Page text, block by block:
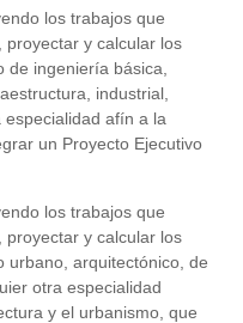
los trabajos que
proyectar y calcular los
de ingeniería básica,
industrial,
afín a la
un Proyecto Ejecutivo
los trabajos que
proyectar y calcular los
urbano, arquitectónico, de
otra especialidad
y el urbanismo, que